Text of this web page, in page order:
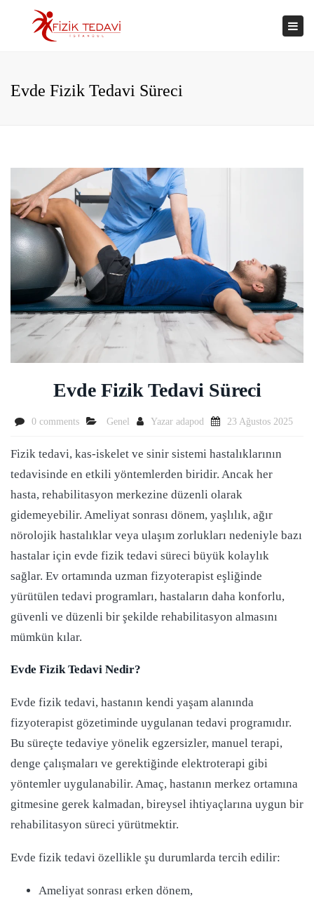
Evde Fizik Tedavi Süreci
Evde Fizik Tedavi Süreci
0 comments Genel Yazar adapod 23 Ağustos 2025
Fizik tedavi, kas-iskelet ve sinir sistemi hastalıklarının
tedavisinde en etkili yöntemlerden biridir. Ancak her
hasta, rehabilitasyon merkezine düzenli olarak
gidemeyebilir. Ameliyat sonrası dönem, yaşlılık, ağır
nörolojik hastalıklar veya ulaşım zorlukları nedeniyle bazı
hastalar için evde fizik tedavi süreci büyük kolaylık
sağlar. Ev ortamında uzman fizyoterapist eşliğinde
yürütülen tedavi programları, hastaların daha konforlu,
güvenli ve düzenli bir şekilde rehabilitasyon almasını
mümkün kılar.
Evde Fizik Tedavi Nedir?
Evde fizik tedavi, hastanın kendi yaşam alanında
fizyoterapist gözetiminde uygulanan tedavi programıdır.
Bu süreçte tedaviye yönelik egzersizler, manuel terapi,
denge çalışmaları ve gerektiğinde elektroterapi gibi
yöntemler uygulanabilir. Amaç, hastanın merkez ortamına
gitmesine gerek kalmadan, bireysel ihtiyaçlarına uygun bir
rehabilitasyon süreci yürütmektir.
Evde fizik tedavi özellikle şu durumlarda tercih edilir:
Ameliyat sonrası erken dönem,